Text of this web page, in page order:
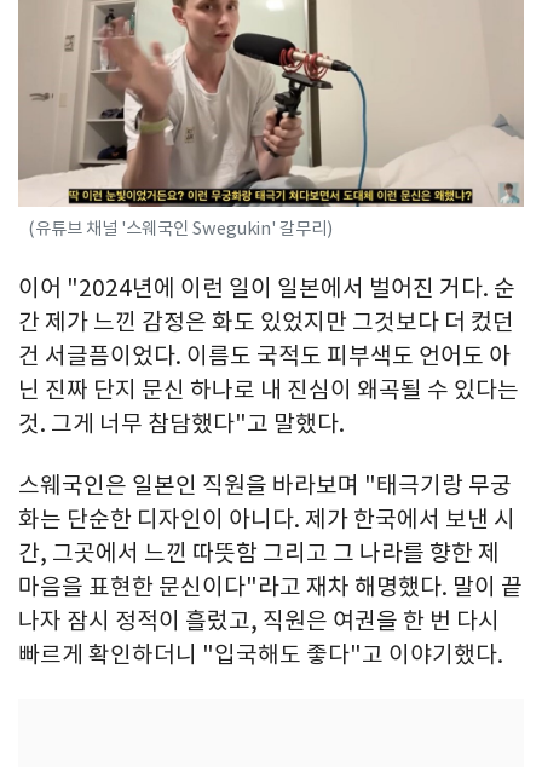
(유튜브 채널 '스웨국인 Swegukin' 갈무리)
이어 "2024년에 이런 일이 일본에서 벌어진 거다. 순
간 제가 느낀 감정은 화도 있었지만 그것보다 더 컸던
건 서글픔이었다. 이름도 국적도 피부색도 언어도 아
닌 진짜 단지 문신 하나로 내 진심이 왜곡될 수 있다는
것. 그게 너무 참담했다"고 말했다.
스웨국인은 일본인 직원을 바라보며 "태극기랑 무궁
화는 단순한 디자인이 아니다. 제가 한국에서 보낸 시
간, 그곳에서 느낀 따뜻함 그리고 그 나라를 향한 제
마음을 표현한 문신이다"라고 재차 해명했다. 말이 끝
나자 잠시 정적이 흘렀고, 직원은 여권을 한 번 다시
빠르게 확인하더니 "입국해도 좋다"고 이야기했다.